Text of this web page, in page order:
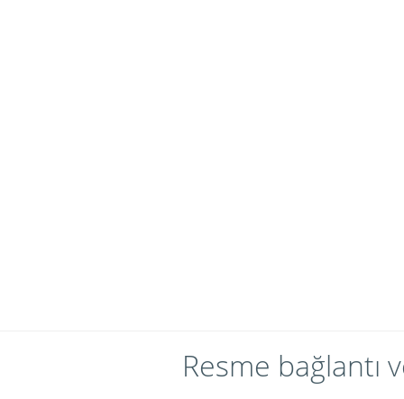
Resme bağlantı